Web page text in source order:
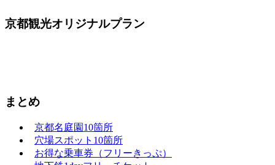
京都観光オリジナルプラン
まとめ
京都名庭園10箇所
穴場スポット10箇所
お得な乗車券（フリーきっぷ）